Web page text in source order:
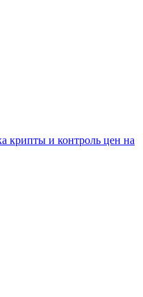
крипты и контроль цен на